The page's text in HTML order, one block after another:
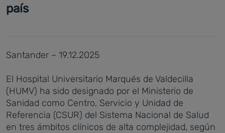
país
Santander – 19.12.2025
El Hospital Universitario Marqués de Valdecilla
(HUMV) ha sido designado por el Ministerio de
Sanidad como Centro, Servicio y Unidad de
Referencia (CSUR) del Sistema Nacional de Salud
en tres ámbitos clínicos de alta complejidad, según